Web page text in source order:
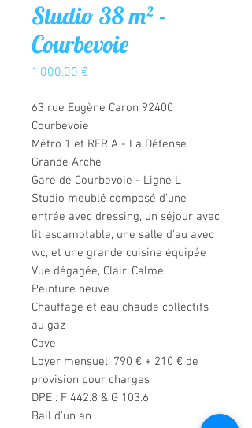
Studio 38 m² -
Courbevoie
1 000,00 €
63 rue Eugène Caron 92400
Courbevoie
Métro 1 et RER A - La Défense
Grande Arche
Gare de Courbevoie - Ligne L
Studio meublé composé d'une
entrée avec dressing, un séjour avec
lit escamotable, une salle d'au avec
wc, et une grande cuisine équipée
Vue dégagée, Clair, Calme
Peinture neuve
Chauffage et eau chaude collectifs
au gaz
Cave
Loyer mensuel: 790 € + 210 € de
provision pour charges
DPE : F 442.8 & G 103.6
Bail d'un an